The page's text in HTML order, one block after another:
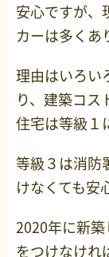
安心ですが、
カーは多くあ
理由はいろい
り、建築コス
住宅は等級１
等級３は消防
けなくても安
2020年に新
をつけなけれ